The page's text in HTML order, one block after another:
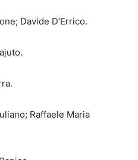
Davide D’Errico.
Raffaele Maria